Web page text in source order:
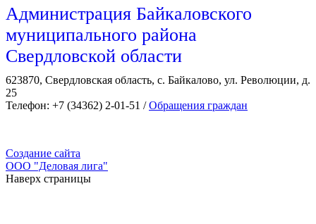
Администрация Байкаловского
муниципального района
Свердловской области
623870, Свердловская область, с. Байкалово, ул. Революции, д.
25
Телефон: +7 (34362) 2-01-51 /Обращения граждан
Создание сайта
ООО "Деловая лига"
Наверх страницы